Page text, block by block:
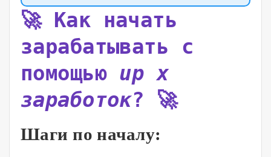
🚀 Как начать
зарабатывать с
помощью up x
заработок? 🚀
Шаги по началу: